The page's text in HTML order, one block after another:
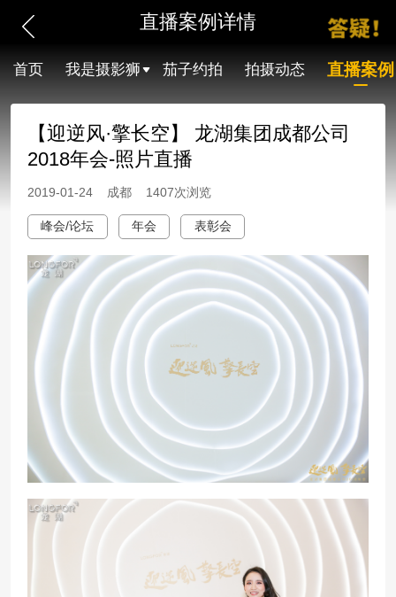
直播案例详情
首页 我是摄影狮 茄子约拍 拍摄动态 直播案例
【迎逆风·擎长空】 龙湖集团成都公司
2018年会-照片直播
2019-01-24 成都 1407次浏览
峰会/论坛 年会 表彰会